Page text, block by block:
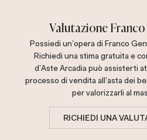
Valutazione
Possiedi un'opera di Franco
Richiedi una stima gratuita e
d'Aste Arcadia può assisterti
processo di vendita all'asta dei
per valorizzarli al
RICHIEDI UNA